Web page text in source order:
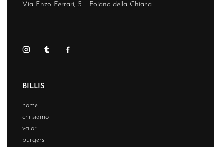
Via Enzo Ferrari, 5 - Foiano della Chiana
BILLIS
home
chi siamo
valori
burgers